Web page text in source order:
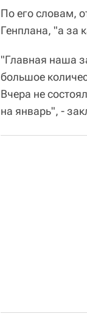
По его словам,
Генплана, "а за
"Главная наша
большое
Вчера не
на январь", -